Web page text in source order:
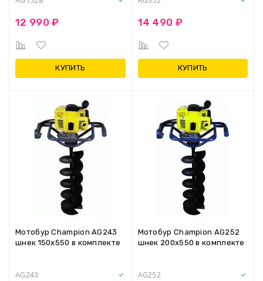
12 990 ₽
КУПИТЬ
14 490 ₽
КУПИТЬ
Мотобур Champion AG243
шнек 150х550 в комплекте
AG243
Мотобур Champion AG252
шнек 200х550 в комплекте
AG252